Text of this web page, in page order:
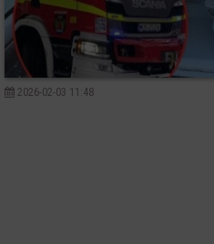
2026-02-03 11:48